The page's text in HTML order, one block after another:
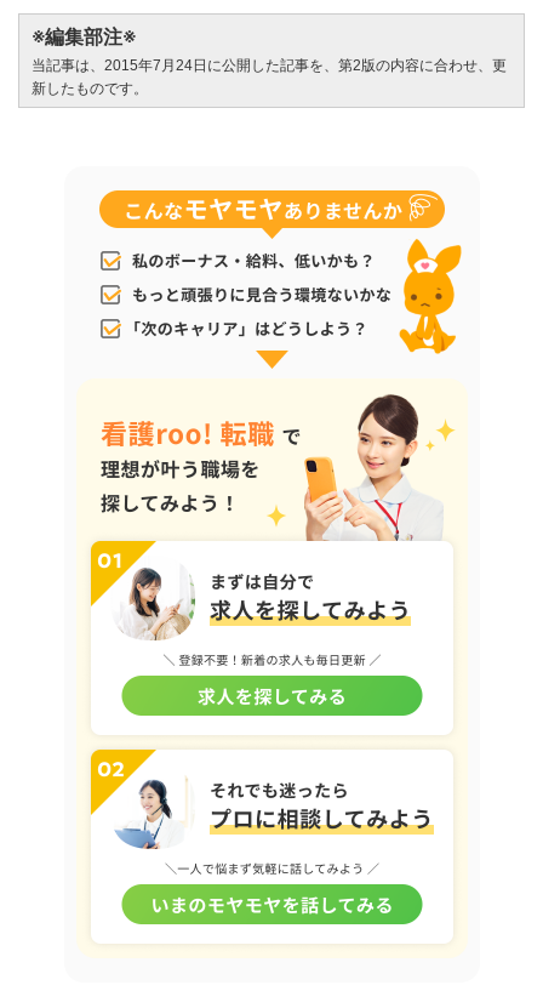
※編集部注※
当記事は、2015年7月24日に公開した記事を、第2版の内容に合わせ、更
新したものです。